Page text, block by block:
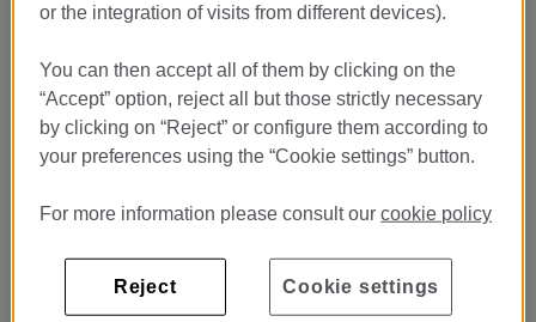
Restaurante Lasarte , dirigido porMartín Berasategui
gastronomía y con ganas de aprender en un entorno de máxima
excelencia culinaria.
Esta es una oportunidad única para vivir desde dentro la alta
cocina, aprender junto a grandes profesionales y desarrollar tu
internacionalmente.
Mucho más que unas prácticas
or the integration of visits from different devices).
You can then accept all of them by clicking on the
“Accept” option, reject all but those strictly necessary
by clicking on “Reject” or configure them according to
your preferences using the “Cookie settings” button.
For more information please consult ourcookie policy
Reject Cookie settings